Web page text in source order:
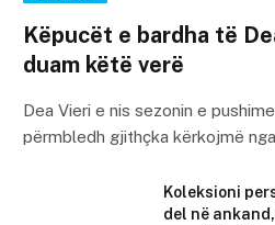
Këpucët e bardha të
duam këtë verë
Dea Vieri e nis sezonin e
përmbledh gjithçka kërkojmë
Koleksioni
del në